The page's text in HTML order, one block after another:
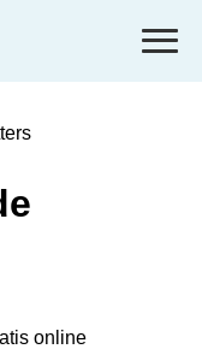
online